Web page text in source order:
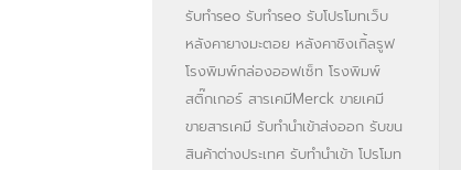
รับทำseo รับทำseo รับโปรโมทเว็บ
หลังคายางมะตอย หลังคาชิงเกิ้ลรูฟ
โรงพิมพ์กล่องออฟเซ็ท โรงพิมพ์
สติ๊กเกอร์ สารเคมีMerck ขายเคมี
ขายสารเคมี รับทำนำเข้าส่งออก รับขน
สินค้าต่างประเทศ รับทำนำเข้า โปรโมท